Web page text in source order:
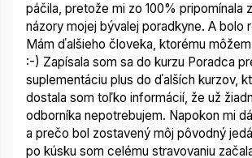
páčila, pretože mi zo 100% pripomínala
názory mojej bývalej poradkyne. A bolo
Mám ďalšieho človeka, ktorému
:-) Zapísala som sa do kurzu Poradca
suplementáciu plus do ďalších kurzov,
dostala som toľko informácií, že už
odborníka nepotrebujem. Napokon mi
a prečo bol zostavený môj pôvodný
po kúsku som celému stravovaniu